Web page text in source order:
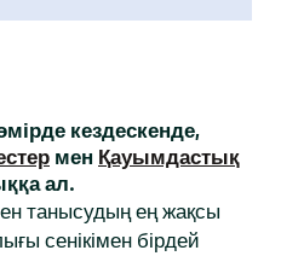
кездескенде,
мен Қауымдастық
ал.
танысудың ең жақсы
сенікімен бірдей